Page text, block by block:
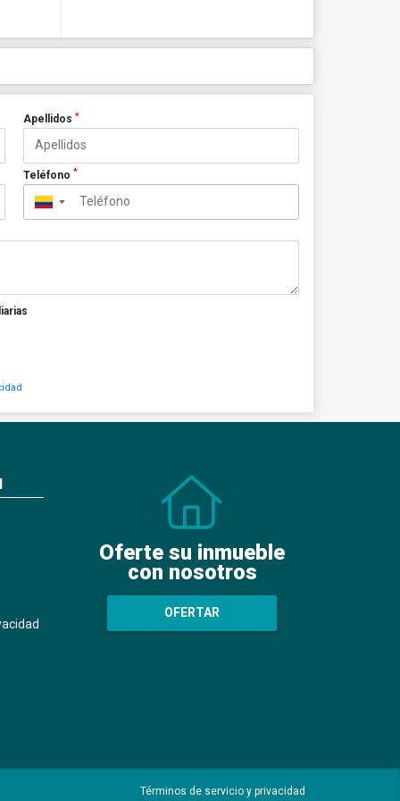
Apellidos *
Teléfono *
▼
Oferte su inmueble
con nosotros
OFERTAR
Términos de servicio y privacidad